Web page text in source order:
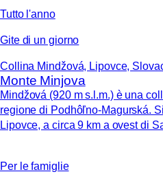
Tutto l'anno
Gite di un giorno
Collina Mindžová, Lipovce,
Monte Minjova
Mindžová (920 m s.l.m.) è una
regione di Podhôľno-Magurská.
Lipovce, a circa 9 km a ovest di
Per le famiglie